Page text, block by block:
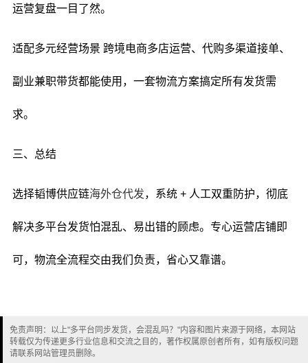
运营复盘一目了然。
适配多元经营场景 跨境电商多店运营、代购多渠道接单、
副业兼职带货都能使用，一套物流方案搞定所有发货需
求。
三、总结
选择韬博供应链海外仓代发，系统 + 人工双重防护，彻底
解决多平台发货怕混乱、易出错的顾虑。专心运营店铺即
可，物流全流程交由我们负责，省心又靠谱。
免责声明：以上"多平台同步发货，会混乱吗？"内容和图片来源于网络，本网站
转载仅为传递更多行业信息和交流之目的，著作权属原创者所有，如有版权问题
请联系网站管理员删除。